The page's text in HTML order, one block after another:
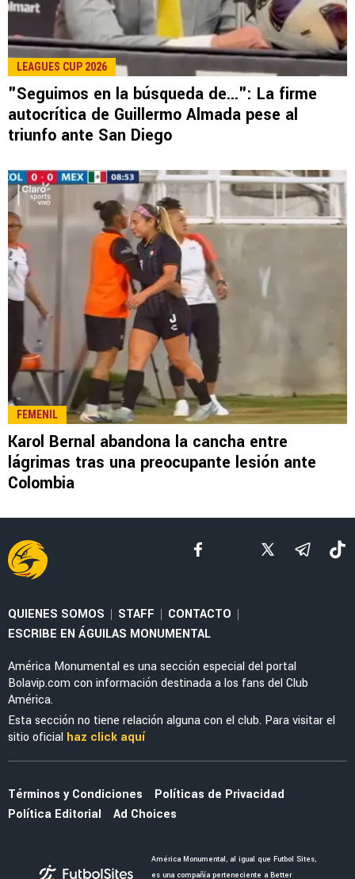
LEE TAMBIÉN
LEAGUES CUP 2026
Guillermo Almada destaca la evolución de
América tras la victoria ante San Diego FC